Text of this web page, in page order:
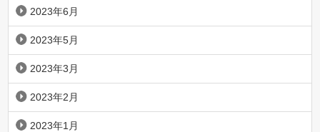
2023年6月
2023年5月
2023年3月
2023年2月
2023年1月